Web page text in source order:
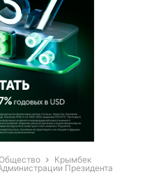
Крымбек
Президента